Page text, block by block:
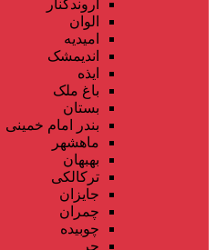
اروندکنار
الوان
امیدیه
اندیمشک
ایذه
باغ ملک
بستان
بندر امام خمینی
ماهشهر
بهبهان
ترکالکی
جایزان
چمران
چوبیده
حر